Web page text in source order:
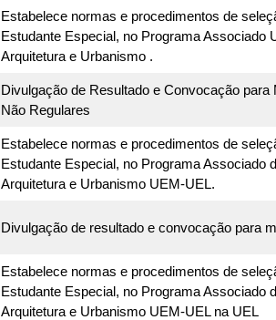
Estabelece normas e procedimentos de
Estudante Especial, no Programa Associado
Arquitetura e Urbanismo .
Divulgação de Resultado e Convocação
Não Regulares
Estabelece normas e procedimentos de
Estudante Especial, no Programa Associado
Arquitetura e Urbanismo UEM-UEL.
Divulgação de resultado e convocação para
Estabelece normas e procedimentos de
Estudante Especial, no Programa Associado
Arquitetura e Urbanismo UEM-UEL na UEL